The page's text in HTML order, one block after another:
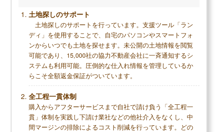
とを教えてくださったり、丁寧なお仕事を拝見させ
ていただきました。 アフターサービスもしっかりし
ていて、こちらが忘れていてもご連絡いただけます
し、安心できます！
く安心して
感謝してい
調査概要
調査方法：インターネット調査
調査対象：住友林業で注文住宅を建てた人
土地探しのサポート
土地探しのサポートを行っています。支援ツール「ラン
ディ」を使用することで、自宅のパソコンやスマートフォ
ンからいつでも土地を探せます。未公開の土地情報を閲覧
可能であり、15,000社の協力不動産会社に一斉通知するシ
ステムも利用可能。圧倒的な仕入れ情報を管理しているか
らこそ全額返金保証がついています。
全工程一貫体制
購入からアフターサービスまで自社で請け負う「全工程一
貫」体制を実践し下請け業社などの他社介入をなくし、中
間マージンの排除によるコスト削減を行っています。どの